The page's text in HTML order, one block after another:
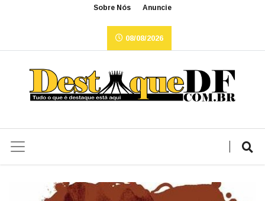
Sobre Nós Anuncie
08/08/2026